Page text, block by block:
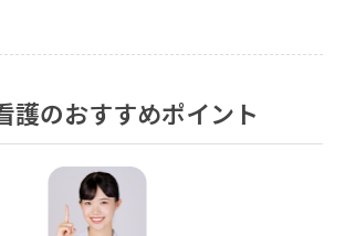
護のおすすめポイント